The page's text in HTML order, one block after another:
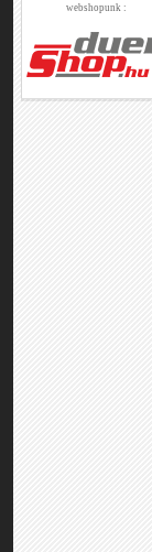
webshopunk :